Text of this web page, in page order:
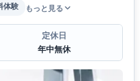
体験 もっと見る
定休日
年中無休